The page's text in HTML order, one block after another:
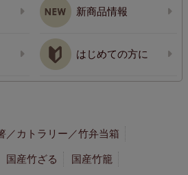
新商品情報
はじめての方に
／カトラリー／竹弁当箱
国産竹ざる 国産竹籠